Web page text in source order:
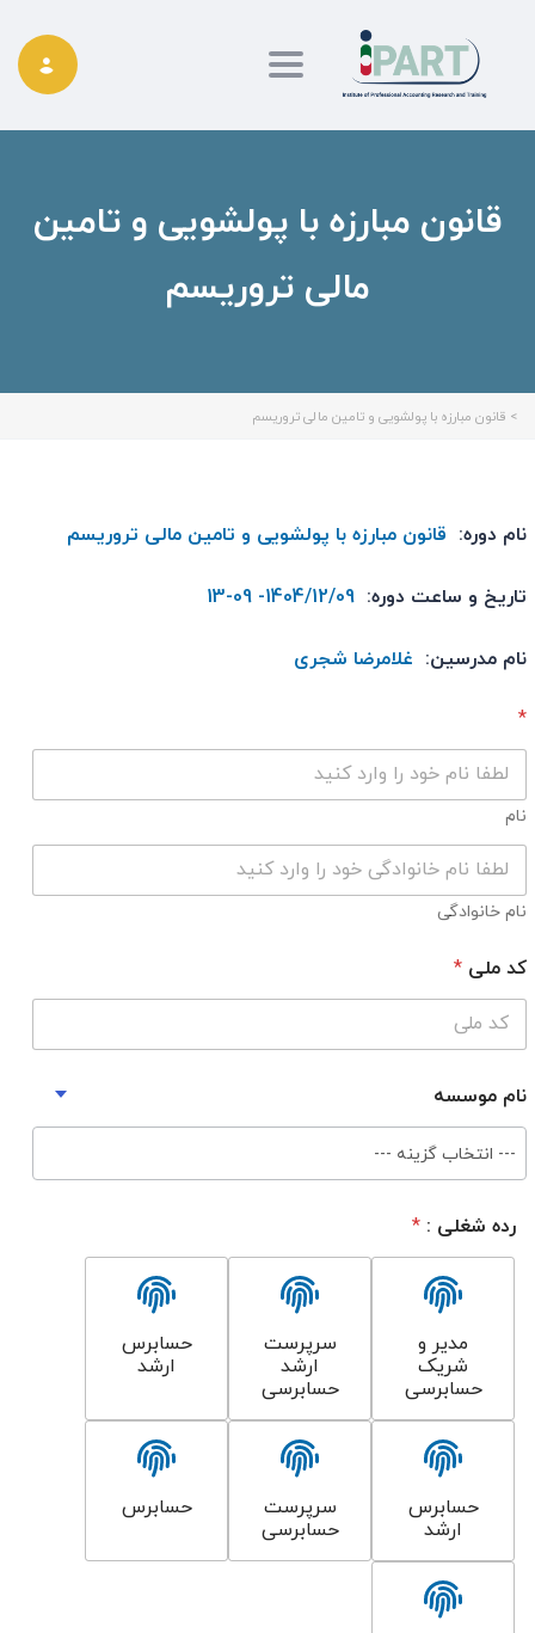
Toggle navigation
قانون مبارزه با پولشویی و تامین
مالی تروریسم
> قانون مبارزه با پولشویی و تامین مالی تروریسم
*
م
نام دوره: قانون مبارزه با پولشویی و تامین مالی تروریسم
تاریخ و ساعت دوره: 1404/12/09- 09-13
نام مدرسین: غلامرضا شجری
*
نام
نام خانوادگی
کد ملی *
نام موسسه
--- انتخاب گزینه ---
رده شغلی : *
مدیر و
شریک
حسابرسی
سرپرست
ارشد
حسابرسی
حسابرس
ارشد
حسابرس
ارشد
سرپرست
حسابرسی
حسابرس